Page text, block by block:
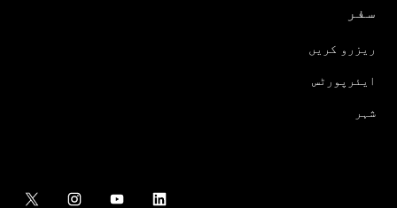
سفر
ریزرو کریں
ایئرپورٹس
شہر